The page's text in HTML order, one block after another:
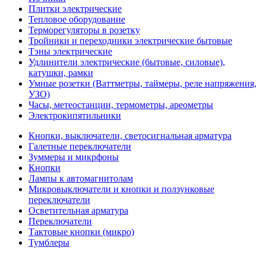
Плитки электрические
Тепловое оборудование
Терморегуляторы в розетку
Тройники и переходники электрические бытовые
Тэны электрические
Удлинители электрические (бытовые, силовые),
катушки, рамки
Умные розетки (Ваттметры, таймеры, реле напряжения,
УЗО)
Часы, метеостанции, термометры, ареометры
Электрокипятильники
Кнопки, выключатели, светосигнальная арматура
Галетные переключатели
Зуммеры и микрфоны
Кнопки
Лампы к автомагнитолам
Микровыключатели и кнопки и ползунковые
переключатели
Осветительная арматура
Переключатели
Тактовые кнопки (микро)
Тумблеры